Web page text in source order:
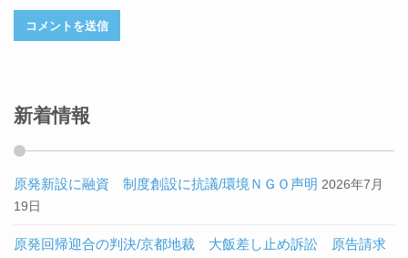
新着情報
原発新設に融資 制度創設に抗議/環境ＮＧＯ声明 2026年7月
19日
原発回帰迎合の判決/京都地裁 大飯差し止め訴訟 原告請求